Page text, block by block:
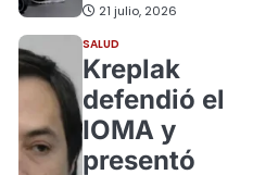
21 julio, 2026
SALUD
Kreplak
defendió el
IOMA y
presentó